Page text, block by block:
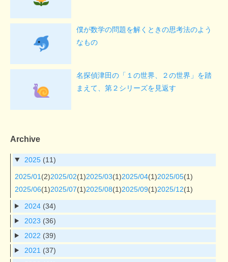
僕が数学の問題を解くときの思考法のよう
なもの
名探偵津田の「１の世界、２の世界」を踏
まえて、第２シリーズを見返す
Archive
2025 (11)
2025/01 (2)2025/02(1)2025/03(1)2025/04(1)2025/05(1)
2025/06(1)2025/07(1)2025/08(1)2025/09(1)2025/12(1)
2024 (34)
2023 (36)
2022 (39)
2021 (37)